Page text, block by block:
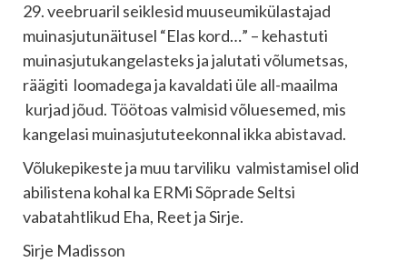
29. veebruaril seiklesid muuseumikülastajad
muinasjutunäitusel “Elas kord…” – kehastuti
muinasjutukangelasteks ja jalutati võlumetsas,
räägiti loomadega ja kavaldati üle all-maailma
kurjad jõud. Töötoas valmisid võluesemed, mis
kangelasi muinasjututeekonnal ikka abistavad.
Võlukepikeste ja muu tarviliku valmistamisel olid
abilistena kohal ka ERMi Sõprade Seltsi
vabatahtlikud Eha, Reet ja Sirje.
Sirje Madisson